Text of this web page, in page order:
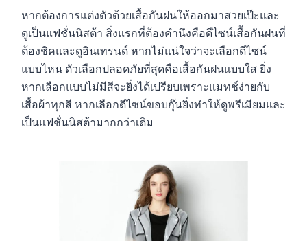
หากต้องการแต่งตัวด้วยเสื้อกันฝนให้ออกมาสวยเป๊ะและ
ดูเป็นแฟชั่นนิสต้า สิ่งแรกที่ต้องคำนึงคือดีไซน์เสื้อกันฝนที่
ต้องชิคและดูอินเทรนด์ หากไม่แน่ใจว่าจะเลือกดีไซน์
แบบไหน ตัวเลือกปลอดภัยที่สุดคือเสื้อกันฝนแบบใส ยิ่ง
หากเลือกแบบไม่มีสีจะยิ่งได้เปรียบเพราะแมทช์ง่ายกับ
เสื้อผ้าทุกสี หากเลือกดีไซน์ขอบกุ๊นยิ่งทำให้ดูพรีเมียมและ
เป็นแฟชั่นนิสต้ามากกว่าเดิม